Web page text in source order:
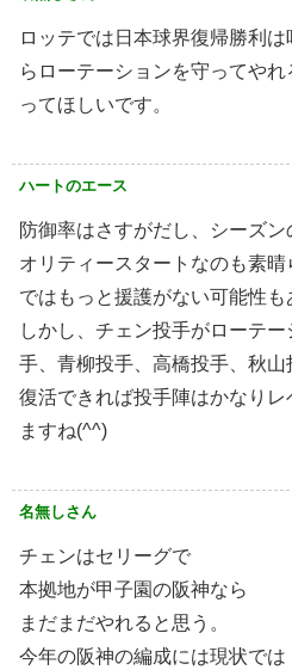
ロッテでは日本球界復帰勝利
らローテーションを守ってや
ってほしいです。
ハートのエース
防御率はさすがだし、シーズ
オリティースタートなのも素
ではもっと援護がない可能性
しかし、チェン投手がローテ
手、青柳投手、高橋投手、秋
復活できれば投手陣はかなり
ますね(^^)
名無しさん
チェンはセリーグで
本拠地が甲子園の阪神なら
まだまだやれると思う。
今年の阪神の編成には現状では